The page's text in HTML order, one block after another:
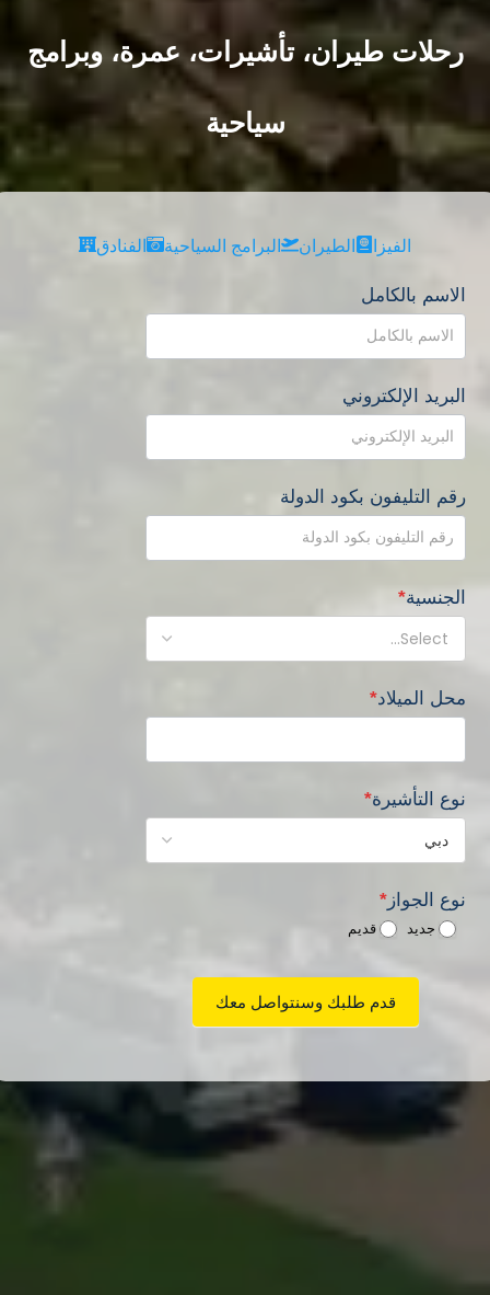
رحلات طيران، تأشيرات، عمرة، وبرامج
سياحية
الفيزا الطيران البرامج السياحية الفنادق
الاسم بالكامل
البريد الإلكتروني
رقم التليفون بكود الدولة
الجنسية*
محل الميلاد*
نوع التأشيرة*
نوع الجواز *
جديد
قديم